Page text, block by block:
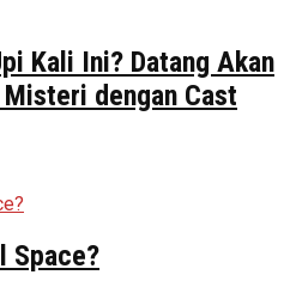
Kali Ini? Datang Akan
dengan Cast
Space?